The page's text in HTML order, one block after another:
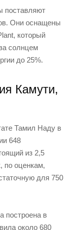
поставляют
Они оснащены
который
солнцем
до 25%.
Камути,
Тамил Наду в
648
из 2,5
по оценкам,
для 750
построена в
около 680